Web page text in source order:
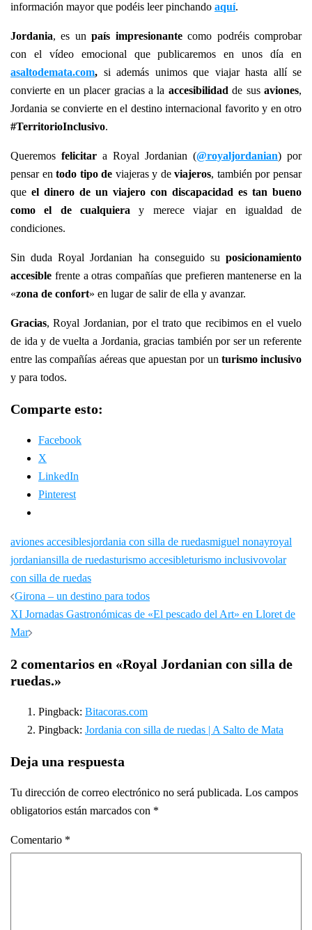
información mayor que podéis leer pinchando aquí.
Jordania, es unpaís impresionantecomo podréis comprobar
con el vídeo emocional que publicaremos en unos día en
asaltodemata.com, si además unimos que viajar hasta allí se
convierte en un placer gracias a la accesibilidadde susaviones,
Jordania se convierte en el destino internacional favorito y en otro
#TerritorioInclusivo.
Queremos felicitar a Royal Jordanian (@royaljordanian) por
pensar entodo tipo de viajeras y deviajeros, también por pensar
que el dinero de un viajero con discapacidad es tan bueno
como el de cualquiera y merece viajar en igualdad de
condiciones.
Sin duda Royal Jordanian ha conseguido su posicionamiento
accesible frente a otras compañías que prefieren mantenerse en la
«zona de confort» en lugar de salir de ella y avanzar.
Gracias, Royal Jordanian, por el trato que recibimos en el vuelo
de ida y de vuelta a Jordania, gracias también por ser un referente
entre las compañías aéreas que apuestan por un turismo inclusivo
y para todos.
Comparte esto:
Facebook
X
LinkedIn
Pinterest
aviones accesiblesjordania con silla de ruedasmiguel nonayroyal
jordaniansilla de ruedasturismo accesibleturismo inclusivovolar
con silla de ruedas
Navegación
de
entradas
Girona – un destino para todos
XI Jornadas Gastronómicas de «El pescado del Art» en Lloret de
Mar
2 comentarios en «Royal Jordanian con silla de
ruedas.»
Pingback: Bitacoras.com
Pingback: Jordania con silla de ruedas | A Salto de Mata
Deja una respuesta
Tu dirección de correo electrónico no será publicada. Los campos
obligatorios están marcados con *
Comentario *